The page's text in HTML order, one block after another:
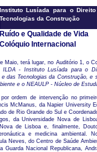
Lusíada para o
Tecnologias da Construção
e Qualidade de Vida
Internacional
Maio, terá lugar, no Auditório 1, o
ILDA - Instituto Lusíada para o
das Tecnologias da Construção,
e o NEAULP - Núcleo de
ordem de intervenção no
McManus, da Napier University
de Rio Grande do Sul e
da Universidade Nova de
de Lisboa e, finalmente,
e medicina ambiental.
Neves, do Centro de Saúde
Guarda Nacional Republicana,